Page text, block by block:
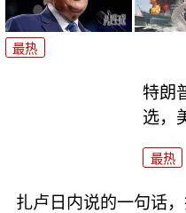
最热
特朗
选，
最热
扎卢日内说的一句话